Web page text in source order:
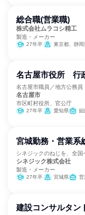
総合職(営業職)
株式会社ムラコシ精工
製造・メーカー
27年卒 東京都、静岡
名古屋市役所 行
名古屋市職員／地方公務員
名古屋市
市区町村役所、官公庁
27年卒 愛知県 組
宮城勤務・営業系
シネジックのねじを、全国
シネジック株式会社
製造・メーカー
27年卒 宮城県 営
建設コンサルタン